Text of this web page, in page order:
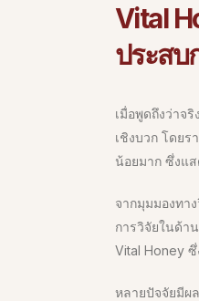
Vital
ประสบ
เมื่อพูดถึงว่าจ
เชิงบวก โดยร
น้อยมาก ซึ่งแ
จากมุมมองทา
การวิจัยในด้า
Vital Honey
หลายปัจจัยมีผ